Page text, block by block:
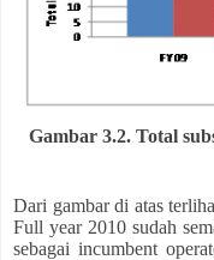
Gambar 3.2. Total
Dari gambar di atas
Full year 2010 sudah
sebagai incumbent